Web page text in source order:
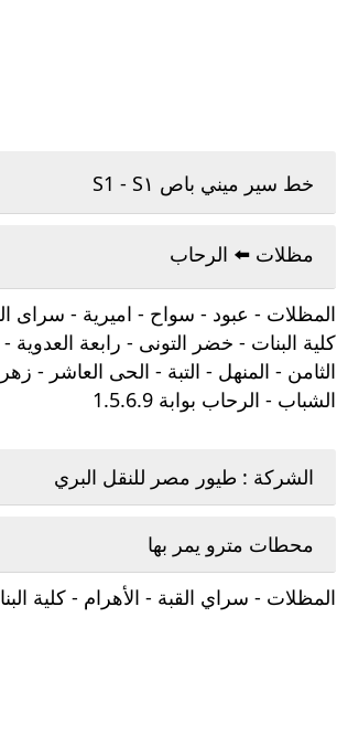
خط سير ميني باص S1 - S١
مظلات ⬅️ الرحاب
المظلات - عبود - سواح - اميرية - سراى
كلية البنات - خضر التونى - رابعة
الثامن - المنهل - التبة - الحى العاشر -
الشباب - الرحاب بوابة 1.5.6.9
الشركة : طيور مصر للنقل البري
محطات مترو يمر بها
المظلات - سراي القبة - الأهرام - كلية